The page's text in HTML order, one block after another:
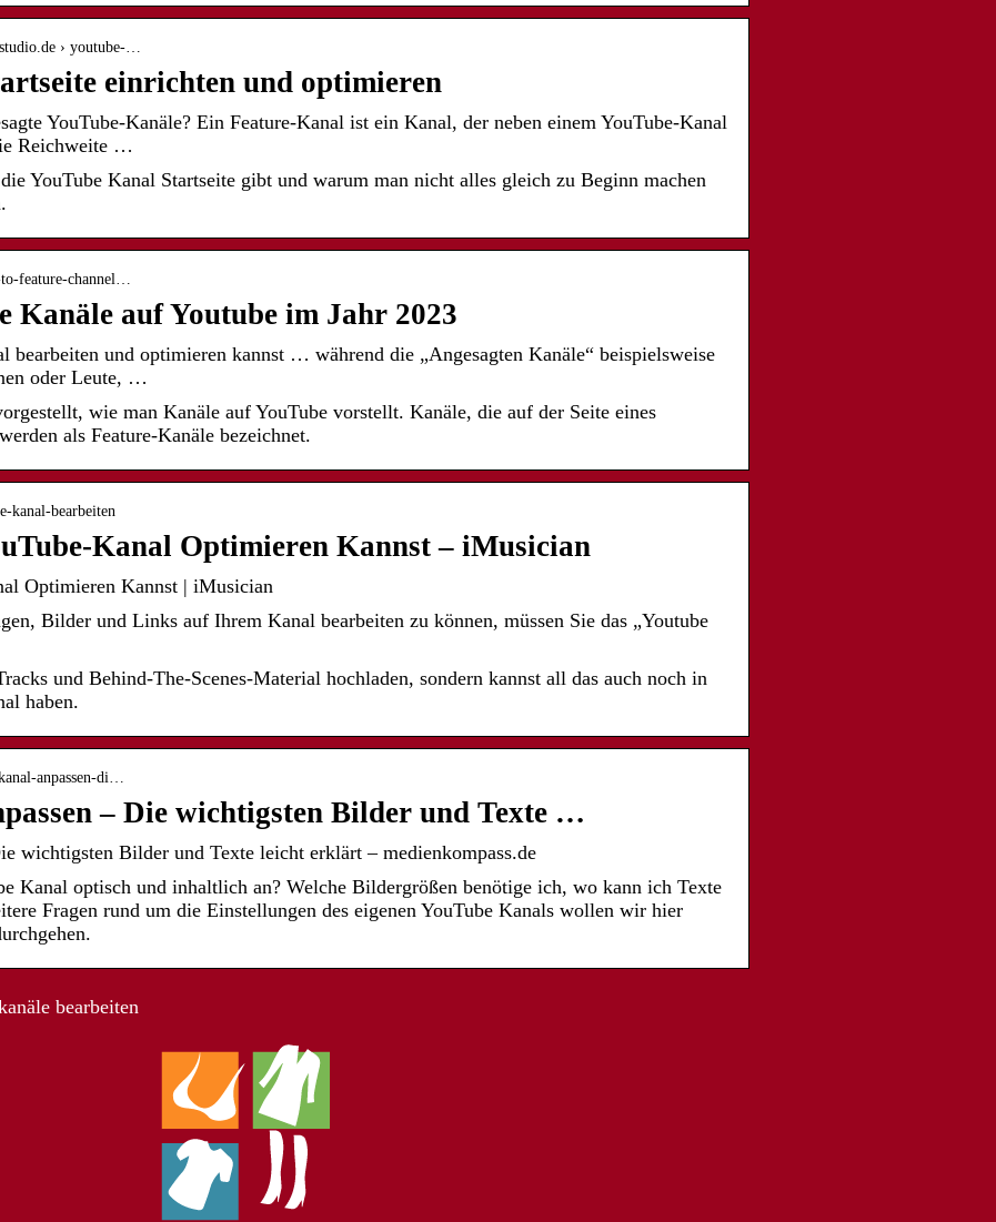
› youtube-…
einrichten und optimieren
YouTube-Kanäle? Ein Feature-Kanal ist ein Kanal, der neben einem YouTube-Kanal
Reichweite …
YouTube Kanal Startseite gibt und warum man nicht alles gleich zu Beginn machen
feature-channel…
Kanäle auf Youtube im Jahr 2023
bearbeiten und optimieren kannst … während die „Angesagten Kanäle“ beispielsweise
oder Leute, …
wie man Kanäle auf YouTube vorstellt. Kanäle, die auf der Seite eines
als Feature-Kanäle bezeichnet.
kanal-bearbeiten
Kanal Optimieren Kannst – iMusician
Optimieren Kannst | iMusician
Bilder und Links auf Ihrem Kanal bearbeiten zu können, müssen Sie das „Youtube
und Behind-The-Scenes-Material hochladen, sondern kannst all das auch noch in
haben.
anpassen-di…
– Die wichtigsten Bilder und Texte …
wichtigsten Bilder und Texte leicht erklärt – medienkompass.de
Kanal optisch und inhaltlich an? Welche Bildergrößen benötige ich, wo kann ich Texte
Fragen rund um die Einstellungen des eigenen YouTube Kanals wollen wir hier
bearbeiten